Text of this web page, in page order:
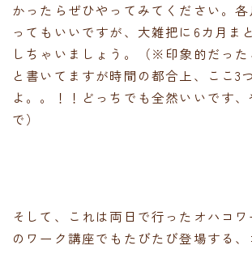
かったらぜひやってみてください。
ってもいいですが、大雑把に6カ月ま
しちゃいましょう。（※印象的だった
と書いてますが時間の都合上、ここ3
よ。。！！どっちでも全然いいです、
で）
そして、これは両日で行ったオハコワ
のワーク講座でもたびたび登場する、